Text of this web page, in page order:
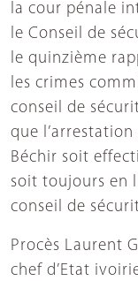
la cour pénale
le Conseil de
le quinzième
les crimes
conseil de
que
Béchir soit
soit toujours en
conseil de
Procès Laurent
chef d’Etat